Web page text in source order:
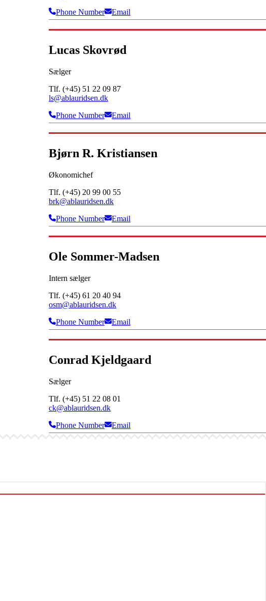
Phone Number
Email
Lucas Skovrød
Sælger
Tlf. (+45) 51 22 09 87
ls@ablauridsen.dk
Phone Number
Email
Bjørn R. Kristiansen
Økonomichef
Tlf. (+45) 20 99 00 55
brk@ablauridsen.dk
Phone Number
Email
Ole Sommer-Madsen
Intern sælger
Tlf. (+45) 61 20 40 94
osm@ablauridsen.dk
Phone Number
Email
Conrad Kjeldgaard
Sælger
Tlf. (+45) 51 22 08 01
ck@ablauridsen.dk
Phone Number
Email